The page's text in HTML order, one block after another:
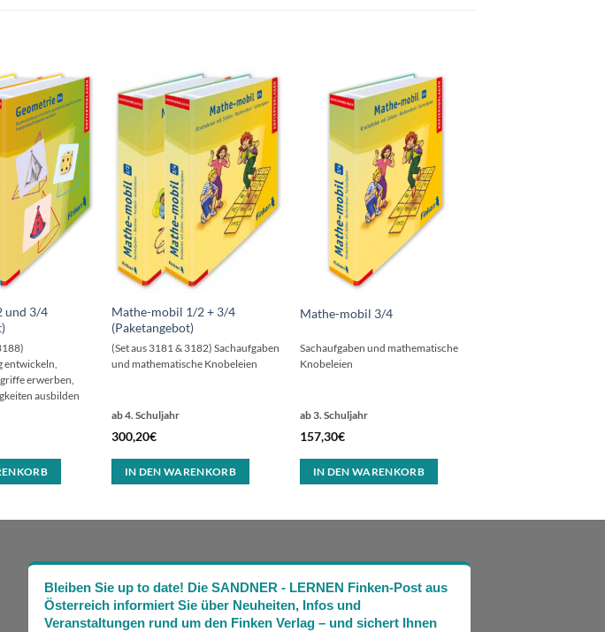
und 3/4
entwickeln,
erwerben,
ausbilden
Mathe-mobil 1/2 + 3/4
(Paketangebot)
ab 4. Schuljahr
300,20€
(Set aus 3181 & 3182) Sachaufgaben
und mathematische Knobeleien
IN DEN WARENKORB
Mathe-mobil 3/4
ab 3. Schuljahr
157,30€
Sachaufgaben und mathematische
Knobeleien
IN DEN WARENKORB
Bleiben Sie up to date! Die SANDNER - LERNEN Finken-Post aus
Österreich informiert Sie über Neuheiten, Infos und
Veranstaltungen rund um den Finken Verlag – und sichert Ihnen